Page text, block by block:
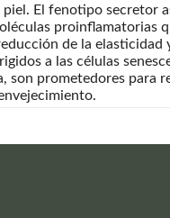
El fenotipo secretor
proinflamatorias
de la elasticidad
a las células
son prometedores para